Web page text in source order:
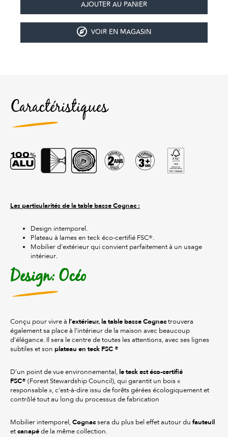
VOIR EN MAGASIN
Caractéristiques
Les particularités de la table basse Cognac :
Design intemporel.
Plateau à lames en teck éco-certifié FSC®.
Mobilier d’extérieur qui convient parfaitement à un usage
intérieur.
Design: Océo
Conçu pour vivre à l’extérieur, la table basse Cognac trouvera
également sa place à l’intérieur de la maison avec beaucoup
d’élégance. Il sera le centre de toutes les attentions, avec ses lignes
subtiles et son plateau en teck FSC ®
D’un point de vue environnemental, le teck est éco-certifié
FSC® (Forest Stewardship Council), qui garantit un bois «
responsable », c'est-à-dire issu de forêts gérées écologiquement et
contrôlé tout au long du processus de fabrication
Mobilier intemporel, Cognac sera du plus bel effet autour du fauteuil
et canapé de la même collection.